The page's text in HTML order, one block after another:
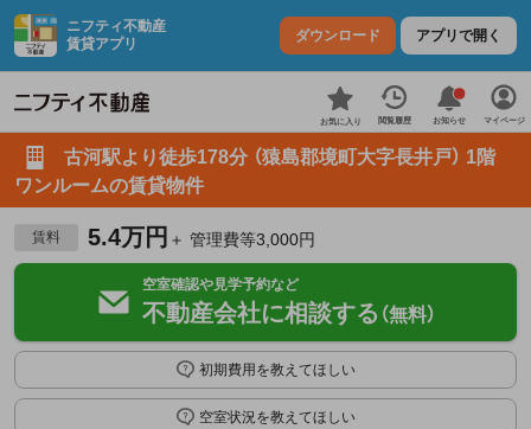
ニフティ不動産
賃貸アプリ
ダウンロード アプリで開く
お気に入り 閲覧履歴 お知らせ マイページ
古河駅より徒歩178分 （猿島郡境町大字長井戸） 1階
ワンルームの賃貸物件
賃料 5.4万円 ＋ 管理費等3,000円
空室確認や見学予約など
不動産会社に相談する （無料）
初期費用を教えてほしい
空室状況を教えてほしい